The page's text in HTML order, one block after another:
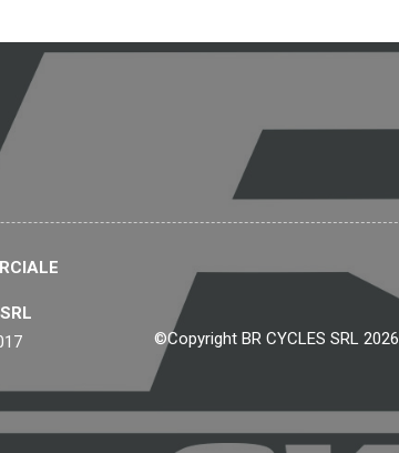
©Copyright BR CYCLES SRL 2026